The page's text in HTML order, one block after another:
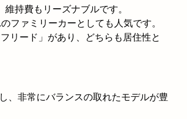
持費もリーズナブルです。
ファミリーカーとしても人気です。
リード」があり、どちらも居住性と
、非常にバランスの取れたモデルが豊